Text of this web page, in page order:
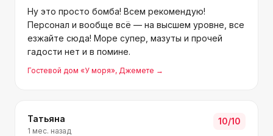
Ну это просто бомба! Всем рекомендую!
Персонал и вообще всё — на высшем уровне, все
езжайте сюда! Море супер, мазуты и прочей
гадости нет и в помине.
Гостевой дом «У моря», Джемете →
Татьяна
1 мес. назад
10/10